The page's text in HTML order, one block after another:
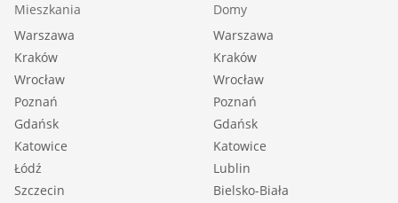
Mieszkania
Warszawa
Kraków
Wrocław
Poznań
Gdańsk
Katowice
Łódź
Szczecin
Domy
Warszawa
Kraków
Wrocław
Poznań
Gdańsk
Katowice
Lublin
Bielsko-Biała